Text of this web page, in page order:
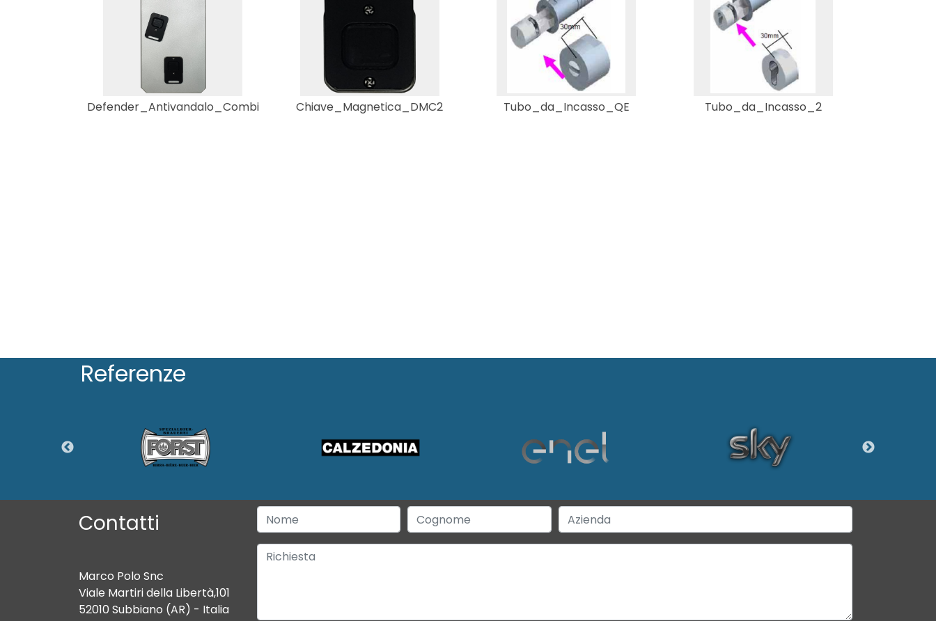
Defender_Antivandalo_Combi Chiave_Magnetica_DMC2 Tubo_da_Incasso_QE Tubo_da_Incasso_2
Referenze
Contatti
Marco Polo Snc
Viale Martiri della Libertà,101
52010 Subbiano (AR) - Italia